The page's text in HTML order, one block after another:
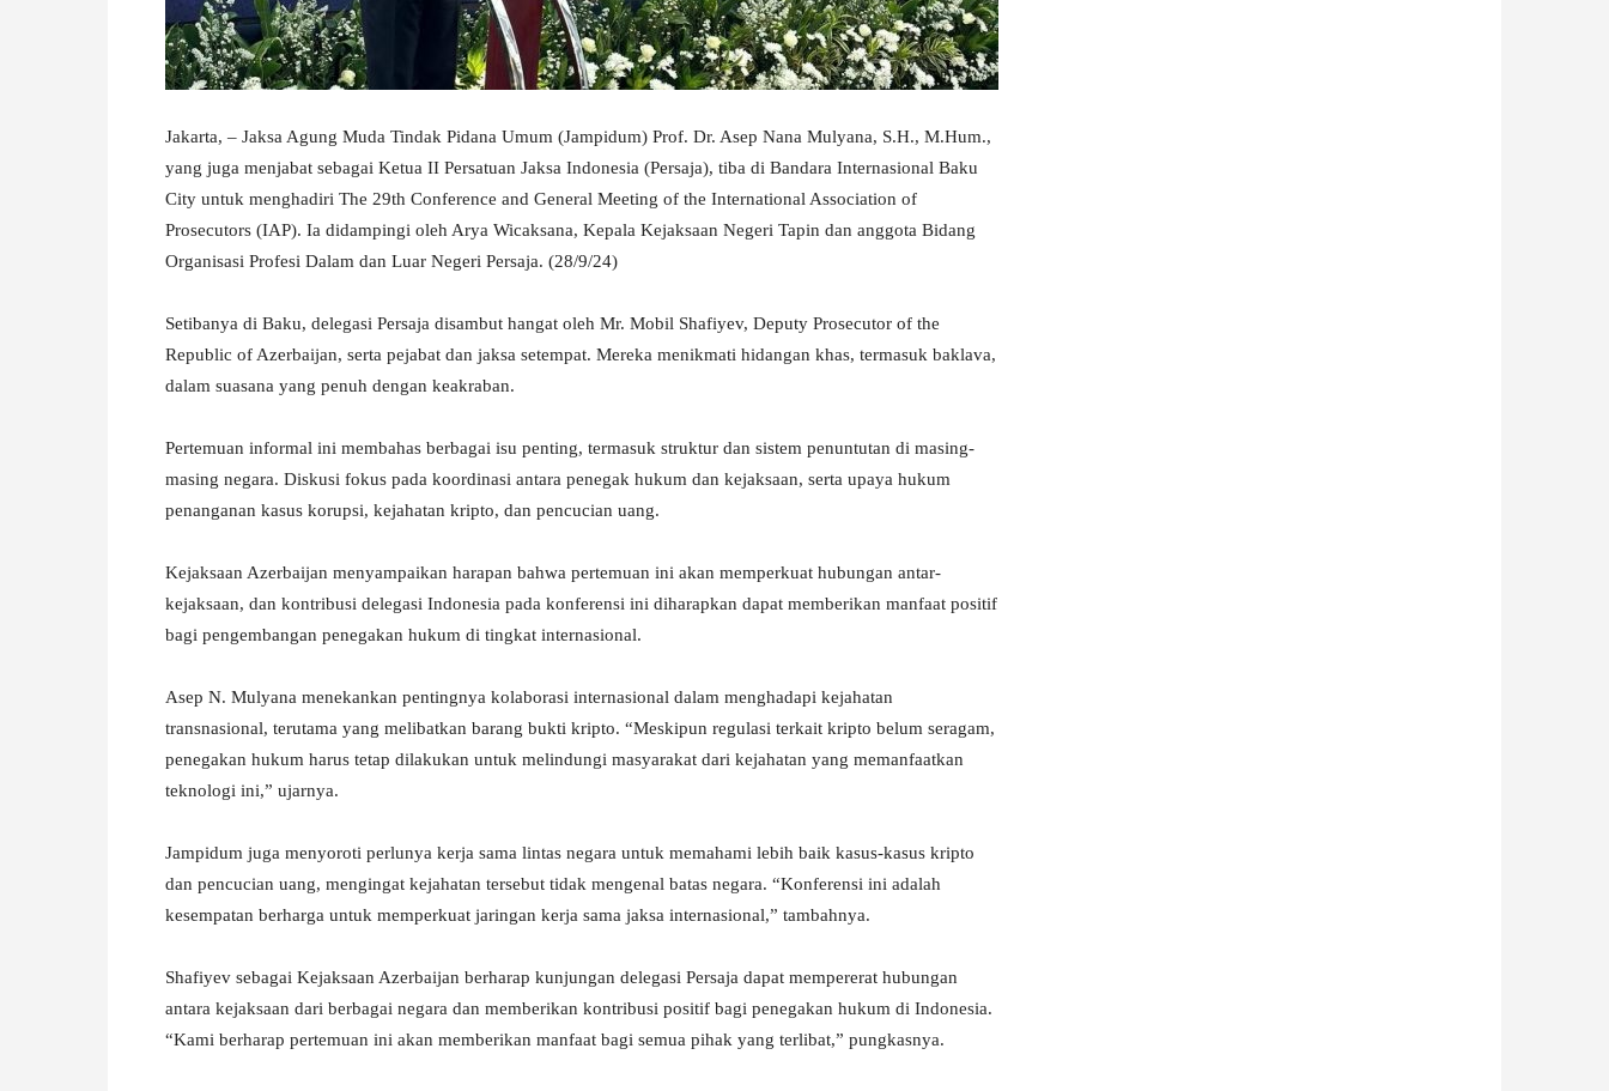
Jakarta, – Jaksa Agung Muda Tindak Pidana Umum (Jampidum) Prof. Dr. Asep Nana Mulyana, S.H., M.Hum.,
yang juga menjabat sebagai Ketua II Persatuan Jaksa Indonesia (Persaja), tiba di Bandara Internasional Baku
City untuk menghadiri The 29th Conference and General Meeting of the International Association of
Prosecutors (IAP). Ia didampingi oleh Arya Wicaksana, Kepala Kejaksaan Negeri Tapin dan anggota Bidang
Organisasi Profesi Dalam dan Luar Negeri Persaja. (28/9/24)
Setibanya di Baku, delegasi Persaja disambut hangat oleh Mr. Mobil Shafiyev, Deputy Prosecutor of the
Republic of Azerbaijan, serta pejabat dan jaksa setempat. Mereka menikmati hidangan khas, termasuk baklava,
dalam suasana yang penuh dengan keakraban.
Pertemuan informal ini membahas berbagai isu penting, termasuk struktur dan sistem penuntutan di masing-
masing negara. Diskusi fokus pada koordinasi antara penegak hukum dan kejaksaan, serta upaya hukum
penanganan kasus korupsi, kejahatan kripto, dan pencucian uang.
Kejaksaan Azerbaijan menyampaikan harapan bahwa pertemuan ini akan memperkuat hubungan antar-
kejaksaan, dan kontribusi delegasi Indonesia pada konferensi ini diharapkan dapat memberikan manfaat positif
bagi pengembangan penegakan hukum di tingkat internasional.
Asep N. Mulyana menekankan pentingnya kolaborasi internasional dalam menghadapi kejahatan
transnasional, terutama yang melibatkan barang bukti kripto. “Meskipun regulasi terkait kripto belum seragam,
penegakan hukum harus tetap dilakukan untuk melindungi masyarakat dari kejahatan yang memanfaatkan
teknologi ini,” ujarnya.
Jampidum juga menyoroti perlunya kerja sama lintas negara untuk memahami lebih baik kasus-kasus kripto
dan pencucian uang, mengingat kejahatan tersebut tidak mengenal batas negara. “Konferensi ini adalah
kesempatan berharga untuk memperkuat jaringan kerja sama jaksa internasional,” tambahnya.
Shafiyev sebagai Kejaksaan Azerbaijan berharap kunjungan delegasi Persaja dapat mempererat hubungan
antara kejaksaan dari berbagai negara dan memberikan kontribusi positif bagi penegakan hukum di Indonesia.
“Kami berharap pertemuan ini akan memberikan manfaat bagi semua pihak yang terlibat,” pungkasnya.